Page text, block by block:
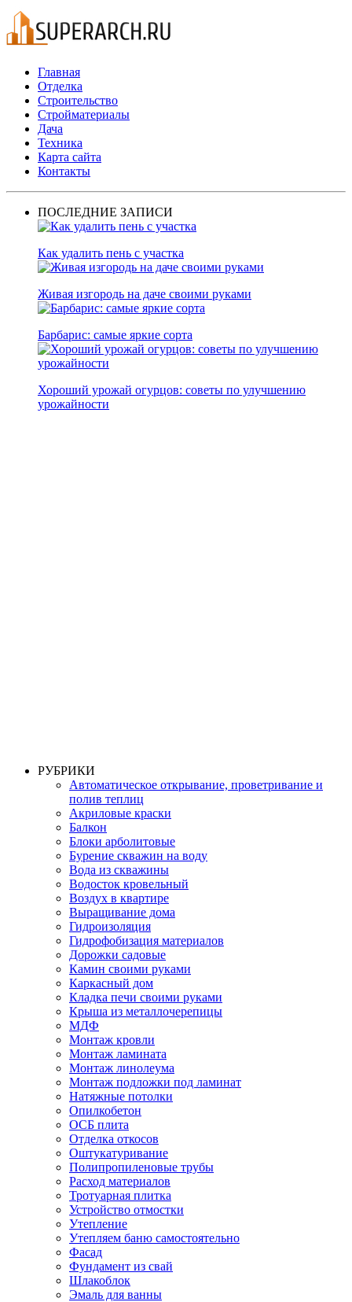
Главная
Отделка
Строительство
Стройматериалы
Дача
Техника
Карта сайта
Контакты
ПОСЛЕДНИЕ ЗАПИСИ
Как удалить пень с участка
Живая изгородь на даче своими руками
Барбарис: самые яркие сорта
Хороший урожай огурцов: советы по улучшению
урожайности
РУБРИКИ
Автоматическое открывание, проветривание и
полив теплиц
Акриловые краски
Балкон
Блоки арболитовые
Бурение скважин на воду
Вода из скважины
Водосток кровельный
Воздух в квартире
Выращивание дома
Гидроизоляция
Гидрофобизация материалов
Дорожки садовые
Камин своими руками
Каркасный дом
Кладка печи своими руками
Крыша из металлочерепицы
МДФ
Монтаж кровли
Монтаж ламината
Монтаж линолеума
Монтаж подложки под ламинат
Натяжные потолки
Опилкобетон
ОСБ плита
Отделка откосов
Оштукатуривание
Полипропиленовые трубы
Расход материалов
Тротуарная плитка
Устройство отмостки
Утепление
Утепляем баню самостоятельно
Фасад
Фундамент из свай
Шлакоблок
Эмаль для ванны